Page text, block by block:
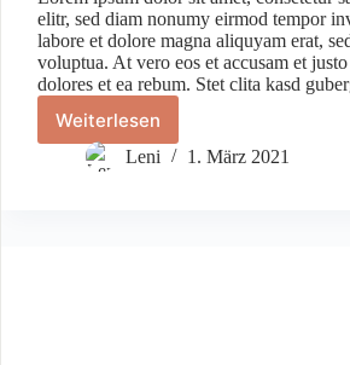
elitr, sed diam nonumy eirmod tempor
labore et dolore magna aliquyam erat,
voluptua. At vero eos et accusam et
dolores et ea rebum. Stet clita kasd
Weiterlesen
Chanukka
חנוכה
Leni 1. März 2021